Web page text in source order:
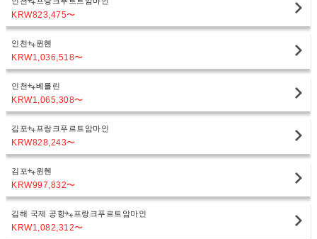
KRW823,475〜
인천 뮌헨
KRW1,036,518〜
인천 베를린
KRW1,065,308〜
김포 프랑크푸르트암마인
KRW828,243〜
김포 뮌헨
KRW997,832〜
김해 국제 공항 프랑크푸르트암마인
KRW1,082,312〜